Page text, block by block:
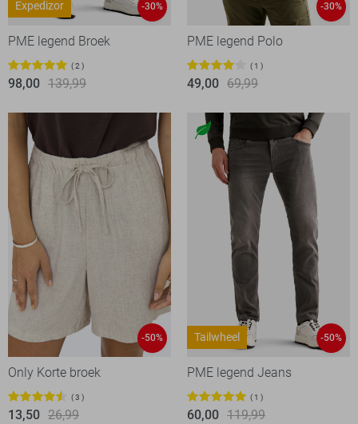
Expedizor -30%
PME legend Broek
2
98,00 139,99
-30%
PME legend Polo
1
49,00 69,99
-50%
Only Korte broek
3
13,50 26,99
Tailwheel -50%
PME legend Jeans
1
60,00 119,99